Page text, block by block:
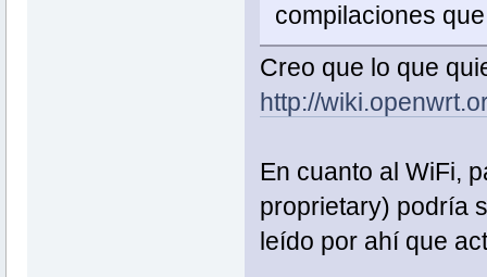
compilaciones
Creo que lo que
http://
En cuanto al WiFi,
proprietary) podría
leído por ahí que